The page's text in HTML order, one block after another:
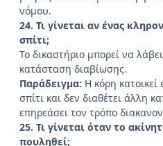
νόμου.
24. Τι γίνεται αν ένας
σπίτι;
Το δικαστήριο μπορεί να
κατάσταση διαβίωσης.
Παράδειγμα: Η κόρη κατοικεί
σπίτι και δεν διαθέτει άλλη
επηρεάσει τον τρόπο
25. Τι γίνεται όταν το
πουληθεί;